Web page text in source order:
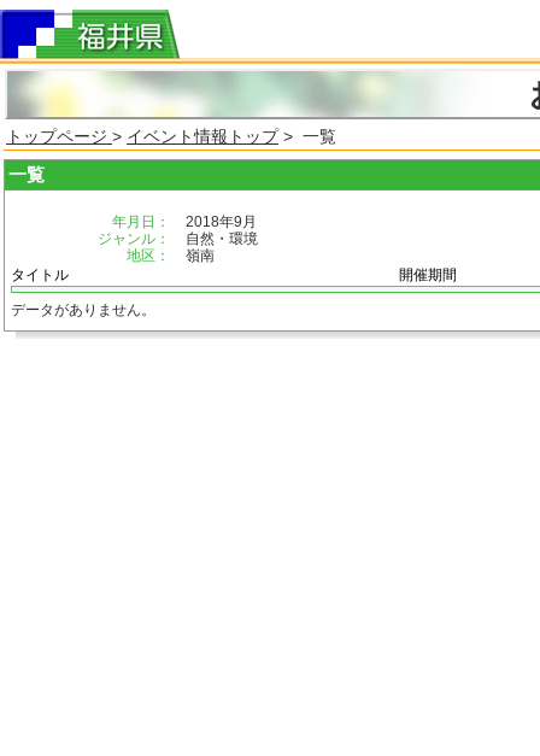
トップページ > イベント情報トップ> 一覧
一覧
年月日：
2018年9月
ジャンル：
自然・環境
地区：
嶺南
タイトル
開催期間
データがありません。